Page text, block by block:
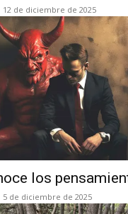
12 de diciembre de 2025
los
5 de diciembre de 2025